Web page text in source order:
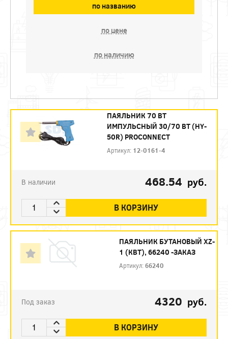
по названию
по цене
по наличию
ПАЯЛЬНИК 70 ВТ
ИМПУЛЬСНЫЙ 30/70 ВТ (HY-
50R) PROCONNECT
Артикул: 12-0161-4
В наличии 468.54 руб.
В КОРЗИНУ
ПАЯЛЬНИК БУТАНОВЫЙ XZ-
1 (КВТ), 66240 -ЗАКАЗ
Артикул:66240
Под заказ 4320 руб.
В КОРЗИНУ